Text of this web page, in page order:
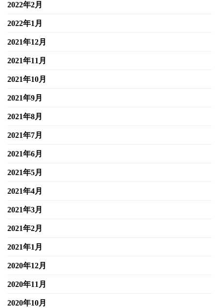
2022年2月
2022年1月
2021年12月
2021年11月
2021年10月
2021年9月
2021年8月
2021年7月
2021年6月
2021年5月
2021年4月
2021年3月
2021年2月
2021年1月
2020年12月
2020年11月
2020年10月